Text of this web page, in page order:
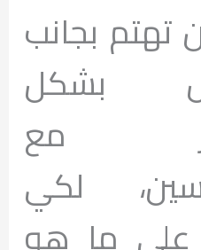
تهتم بجانب
بشكل
مع
لكي
على ما هو